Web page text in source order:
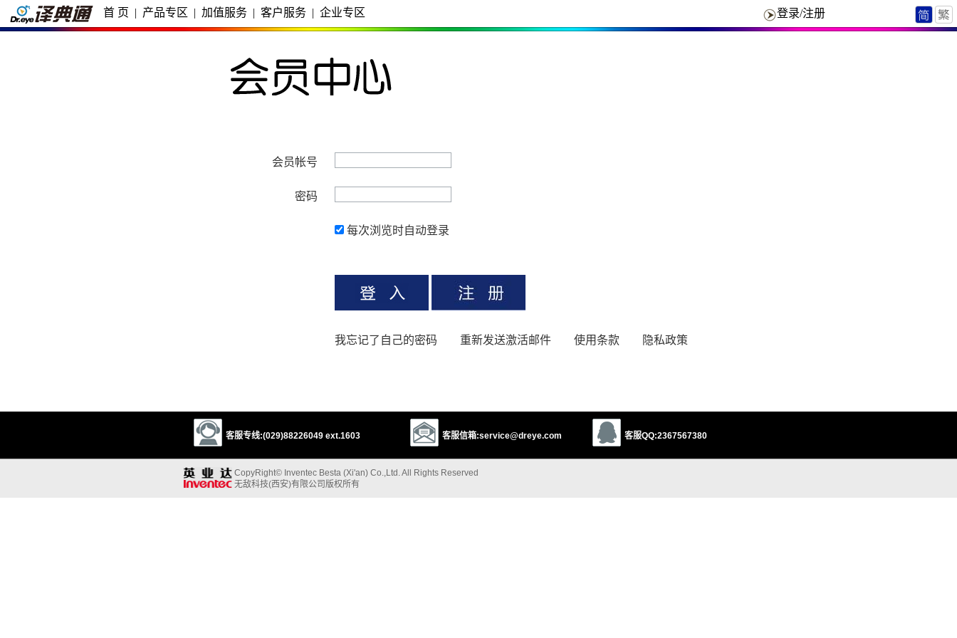
首 页 | 产品专区 | 加值服务 | 客户服务 | 企业专区 登录/注册
会员帐号
密码
每次浏览时自动登录
我忘记了自己的密码 重新发送激活邮件 使用条款 隐私政策
客服专线:(029)88226049 ext.1603 客服信箱:service@dreye.com 客服QQ:2367567380
CopyRight© Inventec Besta (Xi'an) Co.,Ltd. All Rights Reserved
无敌科技(西安)有限公司版权所有